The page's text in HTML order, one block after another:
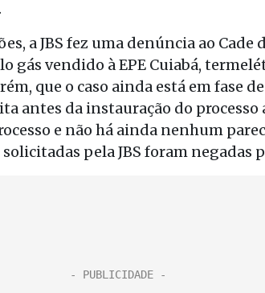
a JBS fez uma denúncia ao Cade
gás vendido à EPE Cuiabá,
que o caso ainda está em fase
antes da instauração do
e não há ainda nenhum
pela JBS foram negadas